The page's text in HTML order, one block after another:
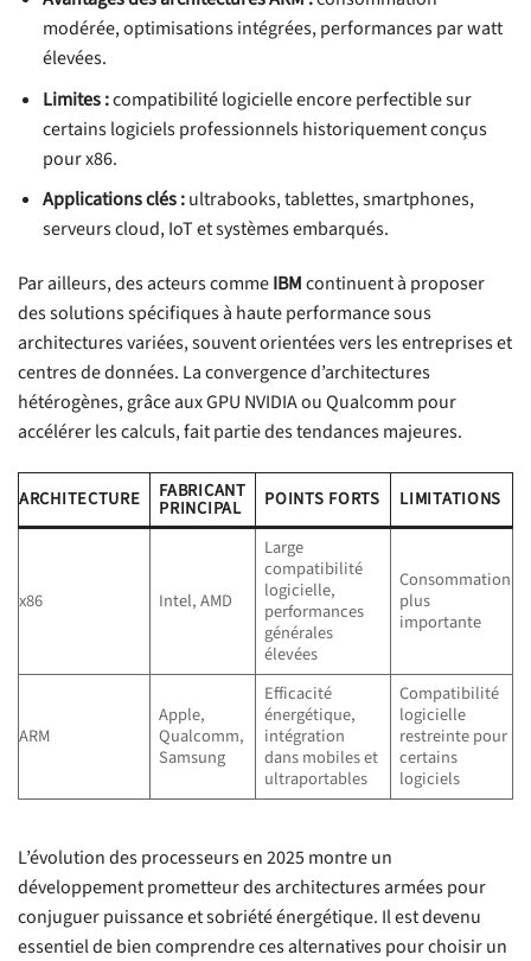
modérée, optimisations intégrées, performances par watt
élevées.
Limites :compatibilité logicielle encore perfectible sur
certains logiciels professionnels historiquement conçus
pour x86.
Applications clés :ultrabooks, tablettes, smartphones,
serveurs cloud, IoT et systèmes embarqués.
Par ailleurs, des acteurs commeIBMcontinuent à proposer
des solutions spécifiques à haute performance sous
architectures variées, souvent orientées vers les entreprises et
centres de données. La convergence d’architectures
hétérogènes, grâce aux GPU NVIDIA ou Qualcomm pour
accélérer les calculs, fait partie des tendances majeures.
ARCHITECTURE FABRICANT
PRINCIPAL POINTS FORTS LIMITATIONS
x86 Intel, AMD
Large
compatibilité
logicielle,
performances
générales
élevées
Consommation
plus
importante
ARM
Apple,
Qualcomm,
Samsung
Efficacité
énergétique,
intégration
dans mobiles et
ultraportables
Compatibilité
logicielle
restreinte pour
certains
logiciels
L’évolution des processeurs en 2025 montre un
développement prometteur des architectures armées pour
conjuguer puissance et sobriété énergétique. Il est devenu
essentiel de bien comprendre ces alternatives pour choisir un